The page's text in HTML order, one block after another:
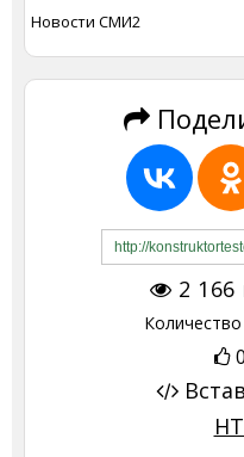
Новости СМИ2
2 166
0